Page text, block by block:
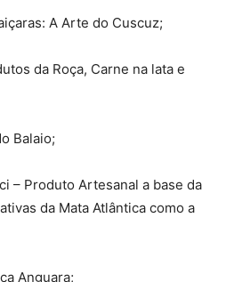
A Arte do Cuscuz;
da Roça, Carne na lata e
Balaio;
– Produto Artesanal a base da
da Mata Atlântica como a
Anguara;